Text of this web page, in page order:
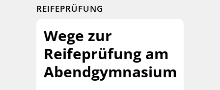
REIFEPRÜFUNG
Wege zur
Reifeprüfung am
Abendgymnasium